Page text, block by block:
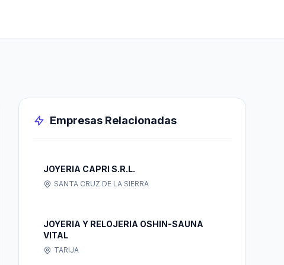
Empresas Relacionadas
JOYERIA CAPRI S.R.L.
SANTA CRUZ DE LA SIERRA
JOYERIA Y RELOJERIA OSHIN-SAUNA
VITAL
TARIJA